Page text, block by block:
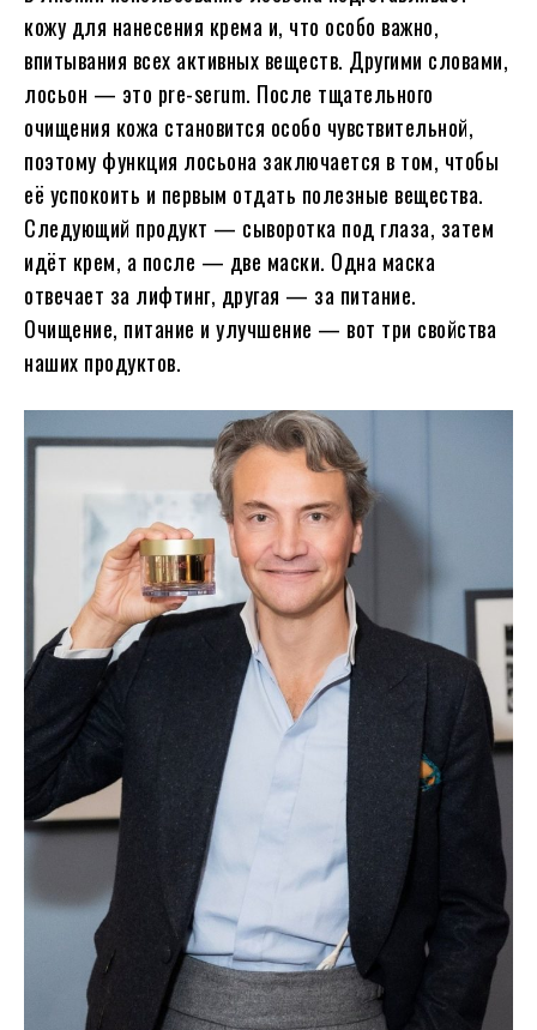
кожу для нанесения крема и, что особо важно,
впитывания всех активных веществ. Другими словами,
лосьон — это pre-serum. После тщательного
очищения кожа становится особо чувствительной,
поэтому функция лосьона заключается в том, чтобы
её успокоить и первым отдать полезные вещества.
Следующий продукт — сыворотка под глаза, затем
идёт крем, а после — две маски. Одна маска
отвечает за лифтинг, другая — за питание.
Очищение, питание и улучшение — вот три свойства
наших продуктов.